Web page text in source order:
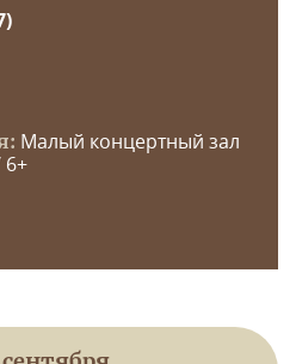
Малый концертный зал